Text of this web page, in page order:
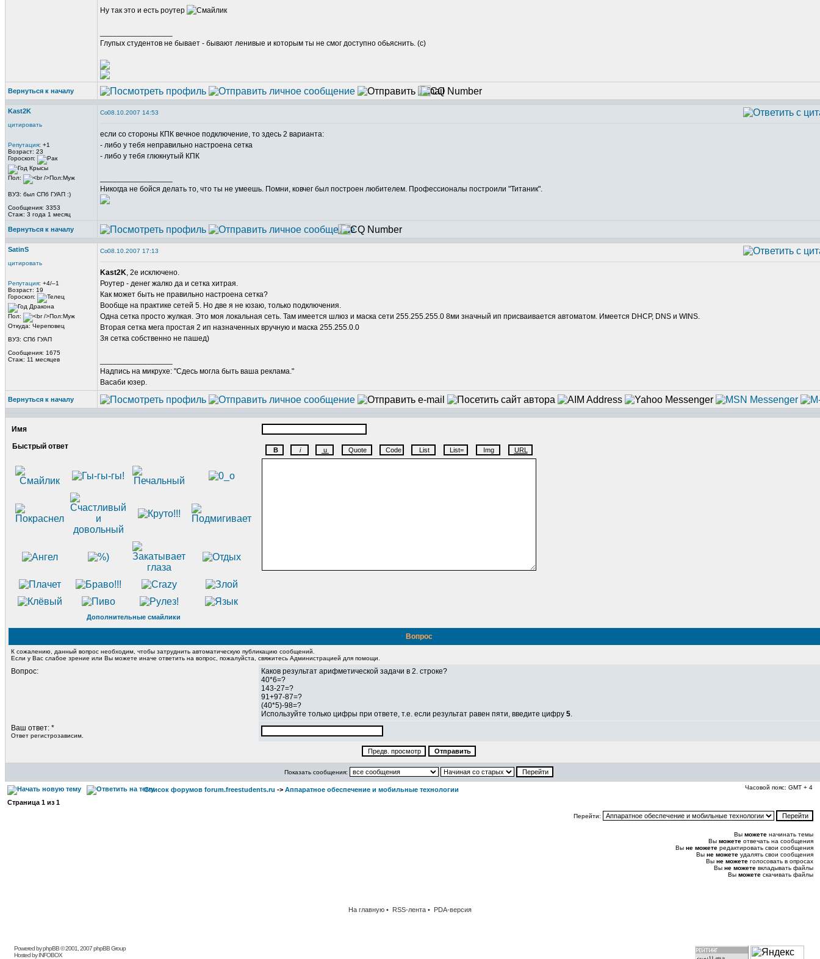
Ну так это и есть роутер
Глупых студентов не бывает - бывают ленивые и которым ты не смог доступно обьяснить. (с)
Вернуться к началу
Kast2K
цитировать
Репутация: +1
Возраст: 23
Гороскоп:
Пол:
ВУЗ: был СПб ГУАП :)
Сообщения: 3353
Стаж: 3 года 1 месяц
08.10.2007 14:53
если со стороны КПК вечное подключение, то здесь 2 варианта:
- либо у тебя неправильно настроена сетка
- либо у тебя глюкнутый КПК
Никогда не бойся делать то, что ты не умеешь. Помни, ковчег был построен любителем. Профессионалы построили "Титаник".
Вернуться к началу
SatinS
цитировать
Репутация: +4/–1
Возраст: 19
Гороскоп:
Пол:
Откуда: Череповец
ВУЗ: СПб ГУАП
Сообщения: 1675
Стаж: 11 месяцев
08.10.2007 17:13
Kast2K, 2е исключено.
Роутер - денег жалко да и сетка хитрая.
Как может быть не правильно настроена сетка?
Вообще на практике сетей 5. Но две я не юзаю, только подключения.
Одна сетка просто жулкая. Это моя локальная сеть. Там имеется шлюз и маска сети 255.255.255.0 8ми значный ип присваивается автоматом. Имеется DHCP, DNS и WINS.
Вторая сетка мега простая 2 ип назначенных вручную и маска 255.255.0.0
3я сетка собственно не пашед)
Надпись на микрухе: "Сдесь могла быть ваша реклама."
Васаби юзер.
Вернуться к началу
Имя
Быстрый ответ
Дополнительные смайлики
Вопрос
К сожалению, данный вопрос необходим, чтобы затруднить автоматическую публикацию сообщений.
Если у Вас слабое зрение или Вы можете иначе ответить на вопрос, пожалуйста, свяжитесь Администрацией для помощи.
Вопрос:
Каков результат арифметической задачи в 2. строке?
40*6=?
143-27=?
91+97-87=?
(40*5)-98=?
Используйте только цифры при ответе, т.е. если результат равен пяти, введите цифру 5.
Ваш ответ: *
Ответ регистрозависим.
Показать сообщения:
Список форумов forum.freestudents.ru -> Аппаратное обеспечение и мобильные технологии Часовой пояс: GMT + 4
Страница 1 из 1
Перейти:
Вы можете начинать темы
Вы можете отвечать на сообщения
Вы не можете редактировать свои сообщения
Вы не можете удалять свои сообщения
Вы не можете голосовать в опросах
Вы не можете вкладывать файлы
Вы можете скачивать файлы
На главную • RSS-лента • PDA-версия
Powered by phpBB © 2001, 2007 phpBB Group
Hosted by INFOBOX